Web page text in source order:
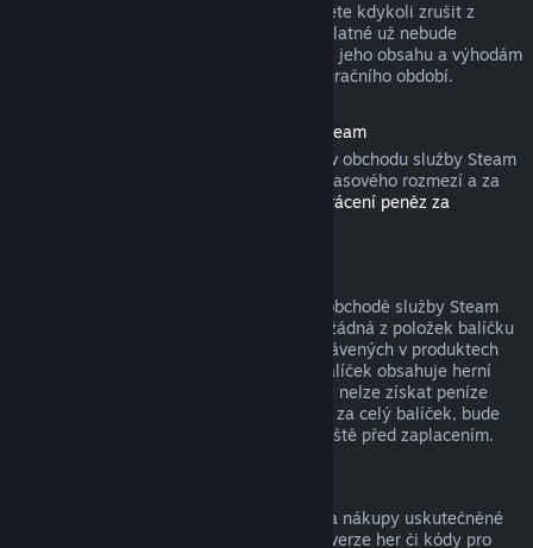
Nezapomeňte, že aktivní předplatné můžete kdykoli zrušit z
. Tím zajistíte, že předplatné už nebude
automaticky obnoveno, nicméně přístup k jeho obsahu a výhodám
Vám zůstane do konce probíhajícího fakturačního období.
Hardware zakoupený v obchodu služby Steam
U hardwaru a příslušenství zakoupeného v obchodu služby Steam
můžete zažádat o vrácení peněz v rámci časového rozmezí a za
Podmínkách vrácení peněz za
Peníze utracené za balíček zakoupený v obchodě služby Steam
lze získat zpět v plné výši, pokud nebyla žádná z položek balíčku
převedena na jiný účet a součet hodin strávených v produktech
balíčku nepřesahuje dvě hodiny. Pokud balíček obsahuje herní
položku nebo stáhnutelný obsah, za který nelze získat peníze
zpět, a tím pádem nelze získat peníze ani za celý balíček, bude
zákazník na tuto skutečnost upozorněn ještě před zaplacením.
Společnost Valve nemůže vracet peníze za nákupy uskutečněné
mimo službu Steam (například krabicové verze her či kódy pro